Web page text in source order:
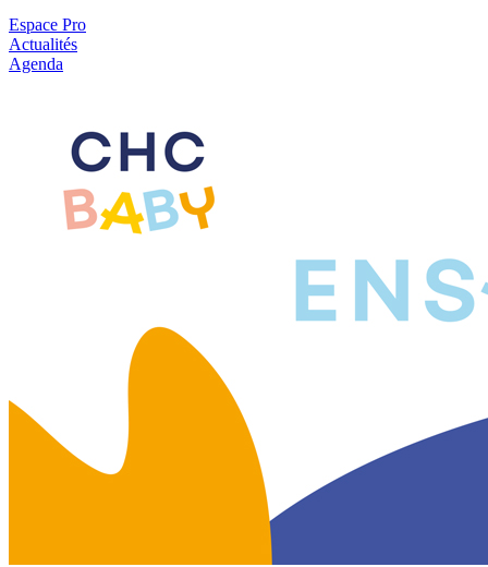
Espace Pro
Actualités
Agenda